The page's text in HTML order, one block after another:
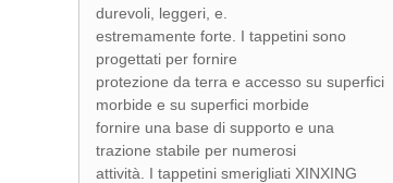
durevoli, leggeri, e.
estremamente forte. I tappetini sono
progettati per fornire
protezione da terra e accesso su superfici
morbide e su superfici morbide
fornire una base di supporto e una
trazione stabile per numerosi
attività. I tappetini smerigliati XINXING